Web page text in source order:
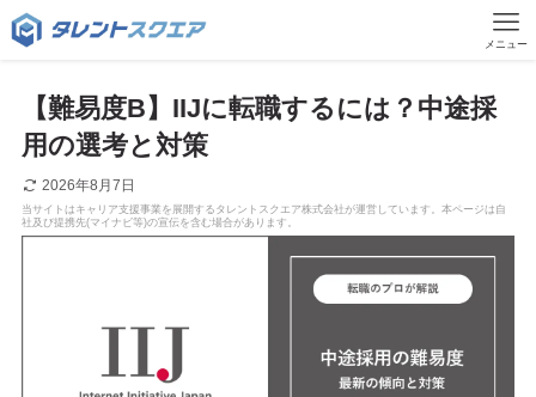
メニュー
【難易度B】IIJに転職するには？中途採
用の選考と対策
2026年8月7日